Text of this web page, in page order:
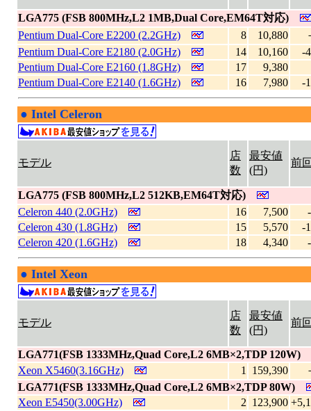
LGA775 (FSB 800MHz,L2 1MB,Dual Core,EM64T対応)
Pentium Dual-Core E2200 (2.2GHz)
8 10,880
Pentium Dual-Core E2180 (2.0GHz)
14 10,160
-
Pentium Dual-Core E2160 (1.8GHz)
17
9,380
Pentium Dual-Core E2140 (1.6GHz)
16 7,980 -
● Intel Celeron
モデル
店
数
最安値
(円)
前
LGA775 (FSB 800MHz,L2 512KB,EM64T対応)
Celeron 440 (2.0GHz)
16 7,500
Celeron 430 (1.8GHz)
15 5,570
-
Celeron 420 (1.6GHz)
18 4,340
● Intel Xeon
モデル
店
数
最安値
(円)
前
LGA771(FSB 1333MHz,Quad Core,L2 6MB×2,TDP 120W)
Xeon X5460(3.16GHz)
1 159,390
LGA771(FSB 1333MHz,Quad Core,L2 6MB×2,TDP 80W)
Xeon E5450(3.00GHz)
2 123,900